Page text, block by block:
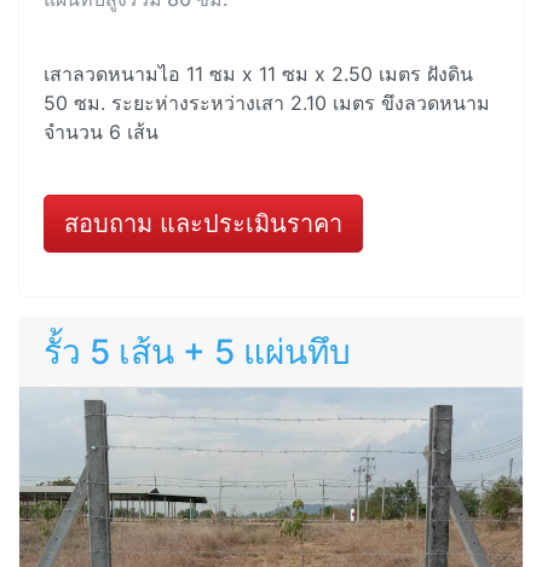
เสาลวดหนามไอ 11 ซม x 11 ซม x 2.50 เมตร ฝังดิน
50 ซม. ระยะห่างระหว่างเสา 2.10 เมตร ขึงลวดหนาม
จำนวน 6 เส้น
สอบถาม และประเมินราคา
รั้ว 5 เส้น + 5 แผ่นทึบ